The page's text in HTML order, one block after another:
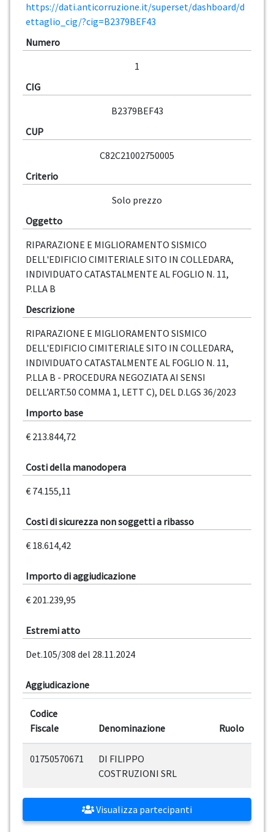
https://dati.anticorruzione.it/superset/dashboard/d
ettaglio_cig/?cig=B2379BEF43
Numero
1
CIG
B2379BEF43
CUP
C82C21002750005
Criterio
Solo prezzo
Oggetto
RIPARAZIONE E MIGLIORAMENTO SISMICO
DELL'EDIFICIO CIMITERIALE SITO IN COLLEDARA,
INDIVIDUATO CATASTALMENTE AL FOGLIO N. 11,
P.LLA B
Descrizione
RIPARAZIONE E MIGLIORAMENTO SISMICO
DELL'EDIFICIO CIMITERIALE SITO IN COLLEDARA,
INDIVIDUATO CATASTALMENTE AL FOGLIO N. 11,
P.LLA B - PROCEDURA NEGOZIATA AI SENSI
DELL’ART.50 COMMA 1, LETT C), DEL D.LGS 36/2023
Importo base
€ 213.844,72
Costi della manodopera
€ 74.155,11
Costi di sicurezza non soggetti a ribasso
€ 18.614,42
Importo di aggiudicazione
€ 201.239,95
Estremi atto
Det.105/308 del 28.11.2024
Aggiudicazione
Codice
Fiscale
Denominazione Ruolo
01750570671
DI FILIPPO
COSTRUZIONI SRL
Visualizza partecipanti